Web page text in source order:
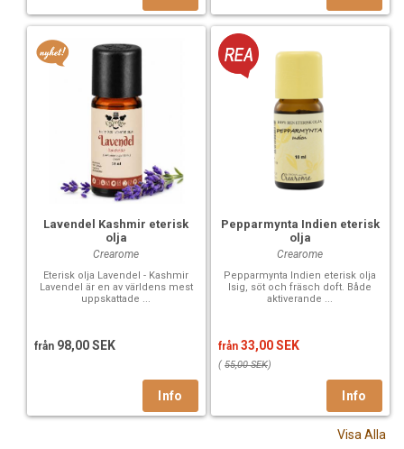
Lavendel Kashmir eterisk
olja
Crearome
Eterisk olja Lavendel - Kashmir
Lavendel är en av världens mest
uppskattade ...
från 98,00 SEK
Pepparmynta Indien eterisk
olja
Crearome
Pepparmynta Indien eterisk olja
Isig, söt och fräsch doft. Både
aktiverande ...
från 33,00 SEK
( 55,00 SEK)
Visa Alla